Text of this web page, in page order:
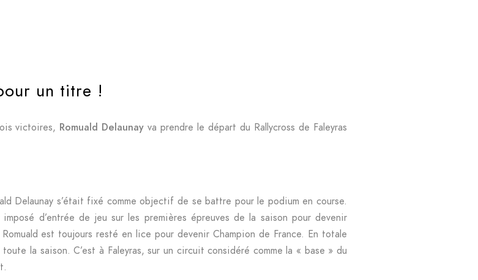
un titre !
victoires, Romuald Delaunay va prendre le départ du Rallycross de Faleyras
Delaunay s’était fixé comme objectif de se battre pour le podium en course.
d’entrée de jeu sur les premières épreuves de la saison pour devenir
est toujours resté en lice pour devenir Champion de France. En totale
la saison. C’est à Faleyras, sur un circuit considéré comme la « base » du